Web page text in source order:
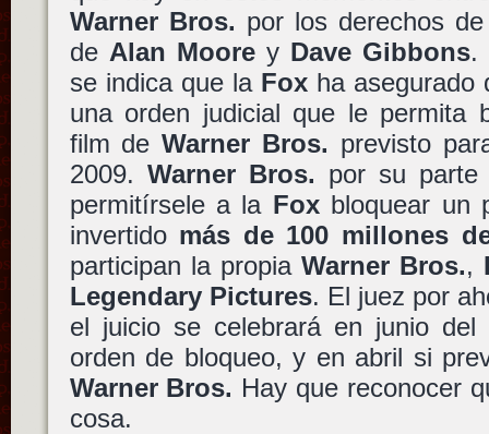
Warner Bros. por los derechos
de Alan Moorey Dave Gibbons.
se indica que la Foxha asegurado
una orden judicial que le permita
film deWarner Bros. previsto
2009. Warner Bros. por su parte
permitírsele a la Foxbloquear un
invertido más de 100 millones
participan la propia Warner Bros.,
Legendary Pictures. El juez por
el juicio se celebrará en junio
orden de bloqueo, y en abril si
Warner Bros. Hay que reconocer
cosa.